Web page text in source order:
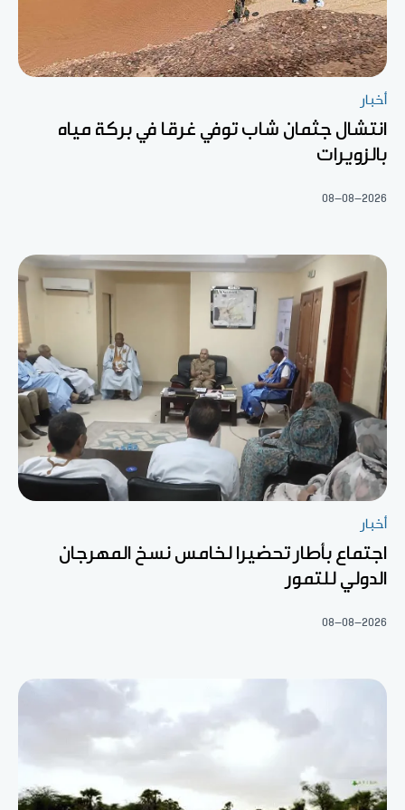
أخبار
انتشال جثمان شاب توفي غرقا في بركة مياه
بالزويرات
08-08-2026
أخبار
اجتماع بأطار تحضيرا لخامس نسخ المهرجان
الدولي للتمور
08-08-2026